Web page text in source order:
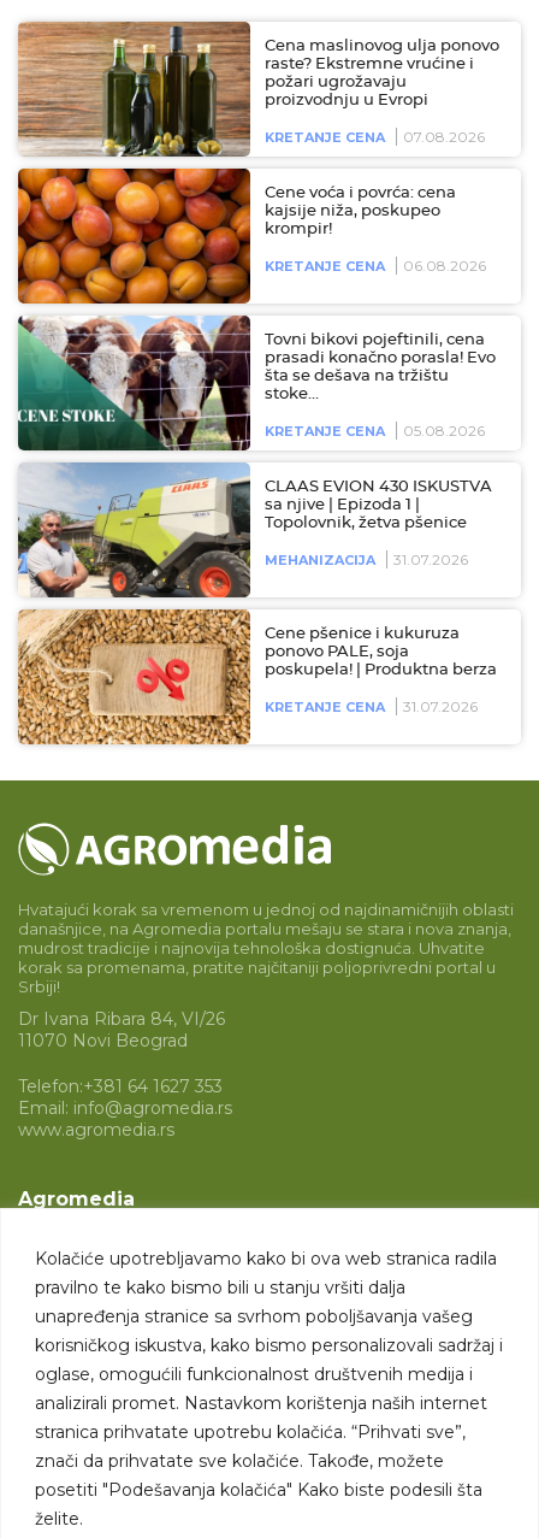
Kolačiće upotrebljavamo kako bi ova web stranica radila
pravilno te kako bismo bili u stanju vršiti dalja
unapređenja stranice sa svrhom poboljšavanja vašeg
korisničkog iskustva, kako bismo personalizovali sadržaj i
oglase, omogućili funkcionalnost društvenih medija i
analizirali promet. Nastavkom korištenja naših internet
stranica prihvatate upotrebu kolačića. “Prihvati sve”,
znači da prihvatate sve kolačiće. Takođe, možete
posetiti "Podešavanja kolačića" Kako biste podesili šta
želite.
Cena maslinovog ulja ponovo
raste? Ekstremne vrućine i
požari ugrožavaju
proizvodnju u Evropi
KRETANJE CENA 07.08.2026
Cene voća i povrća: cena
kajsije niža, poskupeo
krompir!
KRETANJE CENA 06.08.2026
Tovni bikovi pojeftinili, cena
prasadi konačno porasla! Evo
šta se dešava na tržištu
stoke…
KRETANJE CENA 05.08.2026
CLAAS EVION 430 ISKUSTVA
sa njive | Epizoda 1 |
Topolovnik, žetva pšenice
MEHANIZACIJA 31.07.2026
Cene pšenice i kukuruza
ponovo PALE, soja
poskupela! | Produktna berza
KRETANJE CENA 31.07.2026
Hvatajući korak sa vremenom u jednoj od najdinamičnijih oblasti
današnjice, na Agromedia portalu mešaju se stara i nova znanja,
mudrost tradicije i najnovija tehnološka dostignuća. Uhvatite
korak sa promenama, pratite najčitaniji poljoprivredni portal u
Srbiji!
Dr Ivana Ribara 84, VI/26
11070 Novi Beograd
Telefon:+381 64 1627 353
Email: info@agromedia.rs
www.agromedia.rs
Agromedia
Svet poljoprivrede
Marketing usluge
Tražimo saradnike
Kontakt
Kontakt